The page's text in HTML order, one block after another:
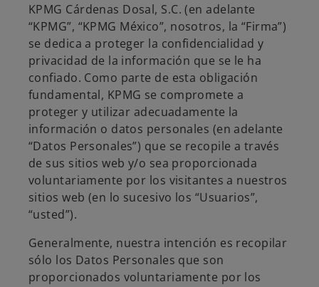
KPMG Cárdenas Dosal, S.C. (en adelante
“KPMG”, “KPMG México”, nosotros, la “Firma”)
se dedica a proteger la confidencialidad y
privacidad de la información que se le ha
confiado. Como parte de esta obligación
fundamental, KPMG se compromete a
proteger y utilizar adecuadamente la
información o datos personales (en adelante
“Datos Personales”) que se recopile a través
de sus sitios web y/o sea proporcionada
voluntariamente por los visitantes a nuestros
sitios web (en lo sucesivo los “Usuarios”,
“usted”).
Generalmente, nuestra intención es recopilar
sólo los Datos Personales que son
proporcionados voluntariamente por los